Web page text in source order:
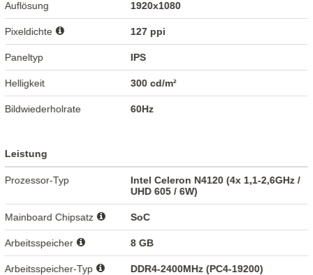
Auflösung 1920x1080
Pixeldichte 127 ppi
Paneltyp IPS
Helligkeit 300 cd/m²
Bildwiederholrate 60Hz
Leistung
Prozessor-Typ
Intel Celeron N4120 (4x 1,1-2,6GHz /
UHD 605 / 6W)
Mainboard Chipsatz SoC
Arbeitsspeicher 8 GB
Arbeitsspeicher-Typ DDR4-2400MHz (PC4-19200)